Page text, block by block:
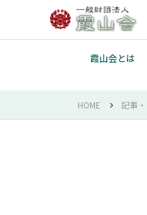
霞山会とは
HOME 記事